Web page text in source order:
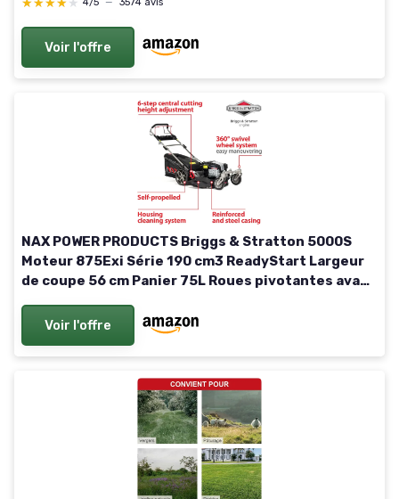
Voir l'offre
NAX POWER PRODUCTS Briggs & Stratton 5000S
Moteur 875Exi Série 190 cm3 ReadyStart Largeur
de coupe 56 cm Panier 75L Roues pivotantes avant
Voir l'offre